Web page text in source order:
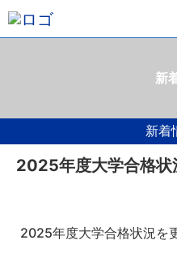
新
新着
2025年度大学合格
2025年度大学合格状況を